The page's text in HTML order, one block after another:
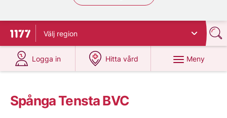
Till startsidan för 1177
Välj region
Logga in
på 1177.se
Hitta vård
på 1177.se
Meny
Spånga Tensta BVC